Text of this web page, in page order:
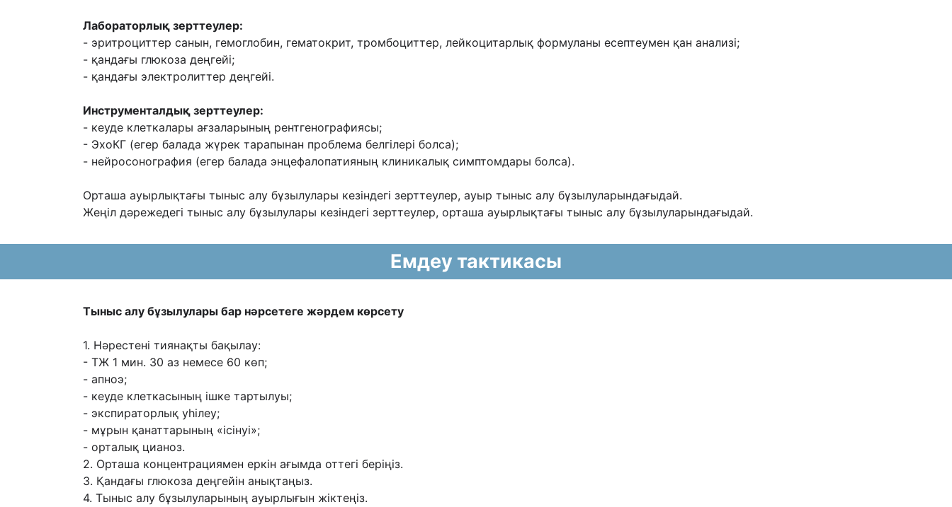
Лабораторлық зерттеулер:
- эритроциттер санын, гемоглобин, гематокрит, тромбоциттер, лейкоцитарлық формуланы есептеумен қан анализі;
- қандағы глюкоза деңгейі;
- қандағы электролиттер деңгейі.
Инструменталдық зерттеулер:
- кеуде клеткалары ағзаларының рентгенографиясы;
- ЭхоКГ (егер балада жүрек тарапынан проблема белгілері болса);
- нейросонография (егер балада энцефалопатияның клиникалық симптомдары болса).
Орташа ауырлықтағы тыныс алу бұзылулары кезіндегі зерттеулер, ауыр тыныс алу бұзылуларындағыдай.
Жеңіл дəрежедегі тыныс алу бұзылулары кезіндегі зерттеулер, орташа ауырлықтағы тыныс алу бұзылуларындағыдай.
Емдеу тактикасы
Тыныс алу бұзылулары бар нəрсетеге жəрдем көрсету
1. Нəрестені тиянақты бақылау:
- ТЖ 1 мин. 30 аз немесе 60 көп;
- апноэ;
- кеуде клеткасының ішке тартылуы;
- экспираторлық уһілеу;
- мұрын қанаттарының «ісінуі»;
- орталық цианоз.
2. Орташа концентрациямен еркін ағымда оттегі беріңіз.
3. Қандағы глюкоза деңгейін анықтаңыз.
4. Тыныс алу бұзылуларының ауырлығын жіктеңіз.